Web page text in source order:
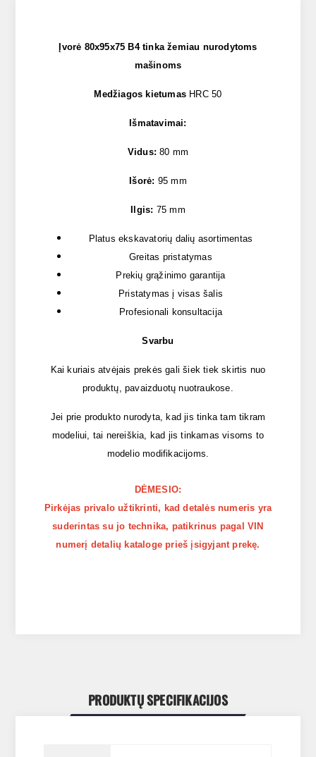
Įvorė 80x95x75 B4 tinka žemiau nurodytoms
mašinoms
Medžiagos kietumas HRC 50
Išmatavimai:
Vidus: 80 mm
Išorė: 95 mm
Ilgis: 75 mm
Platus ekskavatorių dalių asortimentas
Greitas pristatymas
Prekių grąžinimo garantija
Pristatymas į visas šalis
Profesionali konsultacija
Svarbu
Kai kuriais atvėjais prekės gali šiek tiek skirtis nuo
produktų, pavaizduotų nuotraukose.
Jei prie produkto nurodyta, kad jis tinka tam tikram
modeliui, tai nereiškia, kad jis tinkamas visoms to
modelio modifikacijoms.
DĖMESIO:
Pirkėjas privalo užtikrinti, kad detalės numeris yra
suderintas su jo technika, patikrinus pagal VIN
numerį detalių kataloge prieš įsigyjant prekę.
PRODUKTŲ SPECIFIKACIJOS